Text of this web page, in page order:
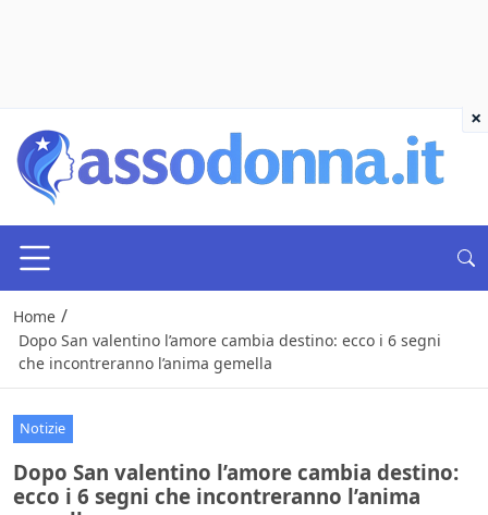
Home /
Dopo San valentino l’amore cambia destino: ecco i 6 segni
che incontreranno l’anima gemella
Notizie
Dopo San valentino l’amore cambia destino:
ecco i 6 segni che incontreranno l’anima
×